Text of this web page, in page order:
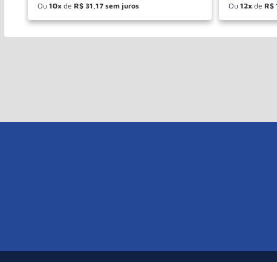
Ou 10 de R$ 31 17
＋
－ COMPRAR
Ou 12 de R$
－